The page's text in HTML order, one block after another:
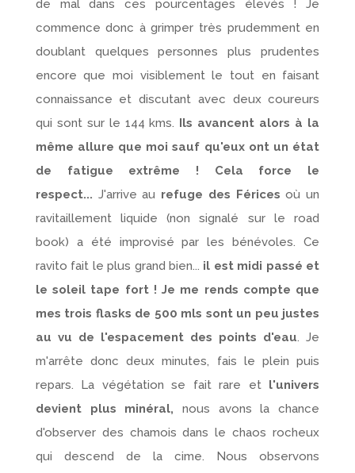
de mal dans ces pourcentages élevés ! Je
commence donc à grimper très prudemment en
doublant quelques personnes plus prudentes
encore que moi visiblement le tout en faisant
connaissance et discutant avec deux coureurs
qui sont sur le 144 kms. Ils avancent alors à la
même allure que moi sauf qu'eux ont un état
de fatigue extrême ! Cela force le
respect... J'arrive au refuge des Férices où un
ravitaillement liquide (non signalé sur le road
book) a été improvisé par les bénévoles. Ce
ravito fait le plus grand bien... il est midi passé et
le soleil tape fort ! Je me rends compte que
mes trois flasks de 500 mls sont un peu justes
au vu de l'espacement des points d'eau. Je
m'arrête donc deux minutes, fais le plein puis
repars. La végétation se fait rare et l'univers
devient plus minéral, nous avons la chance
d'observer des chamois dans le chaos rocheux
qui descend de la cime. Nous observons